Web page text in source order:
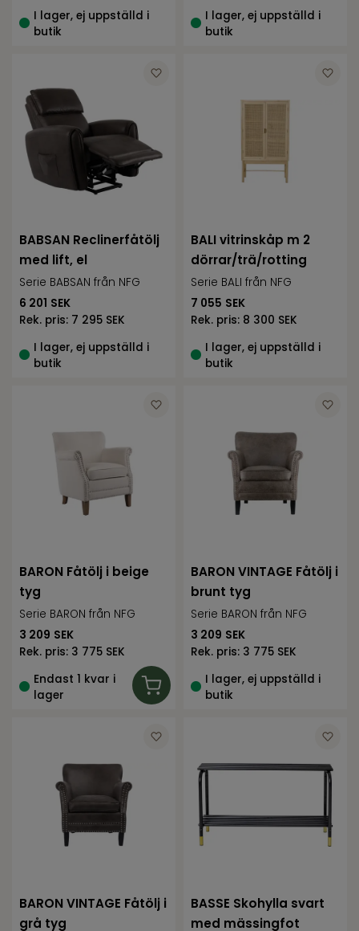
I lager, ej uppställd i
butik
I lager, ej uppställd i
butik
BABSAN Reclinerfåtölj
med lift, el
Serie BABSAN från NFG
6 201 SEK
Rek. pris: 7 295 SEK
I lager, ej uppställd i
butik
BALI vitrinskåp m 2
dörrar/trä/rotting
Serie BALI från NFG
7 055 SEK
Rek. pris: 8 300 SEK
I lager, ej uppställd i
butik
BARON Fåtölj i beige
tyg
Serie BARON från NFG
3 209 SEK
Rek. pris: 3 775 SEK
Endast 1 kvar i
lager
BARON VINTAGE Fåtölj i
brunt tyg
Serie BARON från NFG
3 209 SEK
Rek. pris: 3 775 SEK
I lager, ej uppställd i
butik
BARON VINTAGE Fåtölj i
grå tyg
BASSE Skohylla svart
med mässingfot